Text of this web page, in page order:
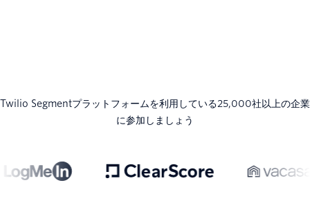
Twilio Segmentプラットフォームを利用している25,000社以上の企業
に参加しましょう